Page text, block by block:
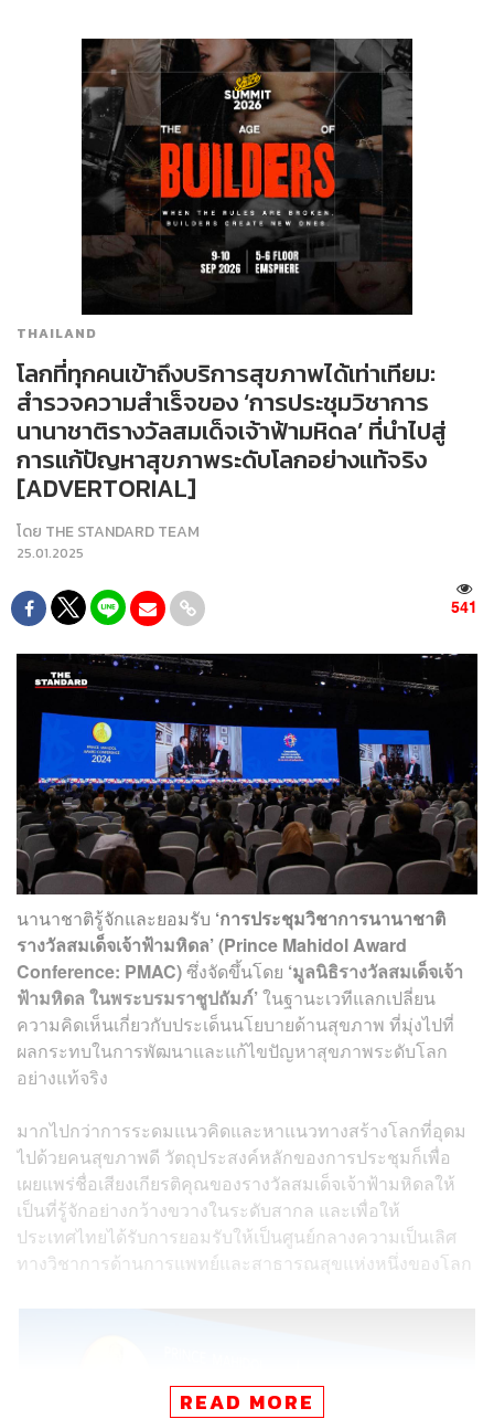
THAILAND
โลกที่ทุกคนเข้าถึงบริการสุขภาพได้เท่าเทียม:
สำรวจความสำเร็จของ ‘การประชุมวิชาการ
นานาชาติรางวัลสมเด็จเจ้าฟ้ามหิดล’ ที่นำไปสู่
การแก้ปัญหาสุขภาพระดับโลกอย่างแท้จริง
[ADVERTORIAL]
โดย THE STANDARD TEAM
25.01.2025
541
นานาชาติรู้จักและยอมรับ ‘การประชุมวิชาการนานาชาติ
รางวัลสมเด็จเจ้าฟ้ามหิดล’ (Prince Mahidol Award
Conference: PMAC)ซึ่งจัดขึ้นโดย ‘มูลนิธิรางวัลสมเด็จเจ้า
ฟ้ามหิดล ในพระบรมราชูปถัมภ์’ ในฐานะเวทีแลกเปลี่ยน
ความคิดเห็นเกี่ยวกับประเด็นนโยบายด้านสุขภาพ ที่มุ่งไปที่
ผลกระทบในการพัฒนาและแก้ไขปัญหาสุขภาพระดับโลก
อย่างแท้จริง
มากไปกว่าการระดมแนวคิดและหาแนวทางสร้างโลกที่อุดม
ไปด้วยคนสุขภาพดี วัตถุประสงค์หลักของการประชุมก็เพื่อ
เผยแพร่ชื่อเสียงเกียรติคุณของรางวัลสมเด็จเจ้าฟ้ามหิดลให้
เป็นที่รู้จักอย่างกว้างขวางในระดับสากล และเพื่อให้
ประเทศไทยได้รับการยอมรับให้เป็นศูนย์กลางความเป็นเลิศ
ทางวิชาการด้านการแพทย์และสาธารณสุขแห่งหนึ่งของโลก
READ MORE